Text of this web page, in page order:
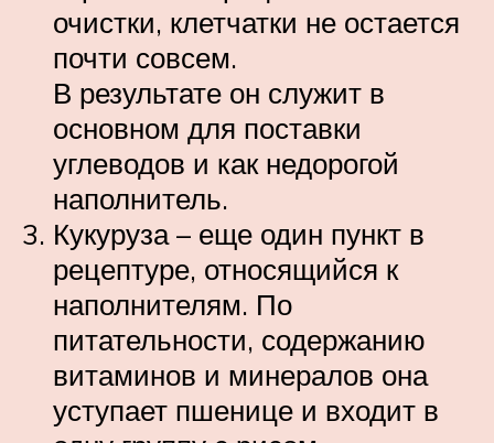
очистки, клетчатки не остается
почти совсем.
В результате он служит в
основном для поставки
углеводов и как недорогой
наполнитель.
Кукуруза – еще один пункт в
рецептуре, относящийся к
наполнителям. По
питательности, содержанию
витаминов и минералов она
уступает пшенице и входит в